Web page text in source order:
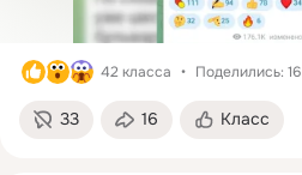
42 класса Поделились: 16
33 16 Класс